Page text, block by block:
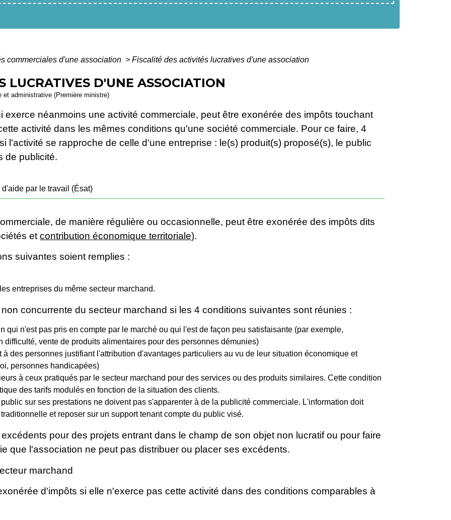
commerciales d'une association > Fiscalité des activités lucratives d'une association
LUCRATIVES D'UNE ASSOCIATION
et administrative (Première ministre)
exerce néanmoins une activité commerciale, peut être exonérée des impôts touchant
activité dans les mêmes conditions qu'une société commerciale. Pour ce faire, 4
l'activité se rapproche de celle d'une entreprise : le(s) produit(s) proposé(s), le public
de publicité.
par le travail (Ésat)
de manière régulière ou occasionnelle, peut être exonérée des impôts dits
et contribution économique territoriale).
suivantes soient remplies :
entreprises du même secteur marchand.
concurrente du secteur marchand si les 4 conditions suivantes sont réunies :
qui n'est pas pris en compte par le marché ou qui l'est de façon peu satisfaisante (par exemple,
difficulté, vente de produits alimentaires pour des personnes démunies)
des personnes justifiant l'attribution d'avantages particuliers au vu de leur situation économique et
personnes handicapées)
à ceux pratiqués par le secteur marchand pour des services ou des produits similaires. Cette condition
des tarifs modulés en fonction de la situation des clients.
sur ses prestations ne doivent pas s'apparenter à de la publicité commerciale. L'information doit
et reposer sur un support tenant compte du public visé.
pour des projets entrant dans le champ de son objet non lucratif ou pour faire
que l'association ne peut pas distribuer ou placer ses excédents.
marchand
d'impôts si elle n'exerce pas cette activité dans des conditions comparables à